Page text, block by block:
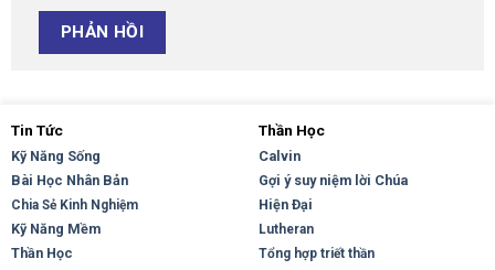
Tin Tức
Kỹ Năng Sống
Bài Học Nhân Bản
Chia Sẻ Kinh Nghiệm
Kỹ Năng Mềm
Thần Học
Thần Học
Calvin
Gợi ý suy niệm lời Chúa
Hiện Đại
Lutheran
Tổng hợp triết thần